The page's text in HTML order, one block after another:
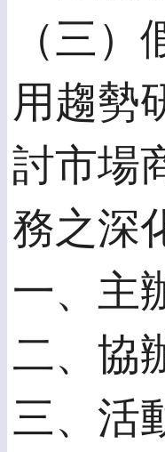
（三
用趨勢
討市場
務之深
一、主
二、協
三、活